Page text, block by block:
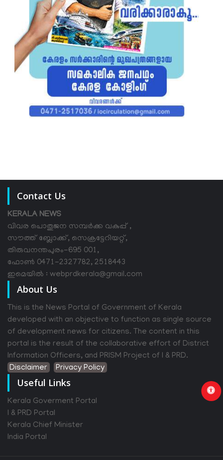
Contact Us
KERALA NEWS
വിവര പൊതുജന സമ്പര്‍ക്ക വകുപ്പ് ,
സൗത്ത് ബ്ലോക്ക്, സെക്രട്ടേറിയറ്റ്,
തിരുവനന്തപുരം-695 001,
ഫോൺ 0471-2327782, 2518443
ഇമെയിൽ : webprdkerala@gmail.com
About Us
This is the News Portal of Government of Kerala
developed with an objective to function as single source
of development news for citizens. The content in this
portal is the result of the collaborative effort of District
Information Officers, and PRISM Project of I & PRD.
Disclaimer
Privacy Policy
Useful Links
Kerala Goverment Portal
I & PRD Portal
Kerala Chief Minister
India Portal